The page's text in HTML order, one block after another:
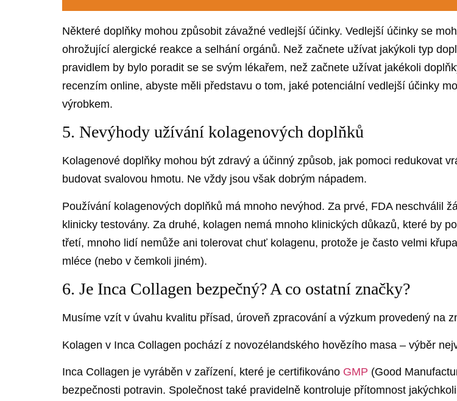
Některé doplňky mohou způsobit závažné vedlejší účinky. Vedlejší účinky se
ohrožující alergické reakce a selhání orgánů. Než začnete užívat jakýkoli typ
pravidlem by bylo poradit se se svým lékařem, než začnete užívat jakékoli
recenzím online, abyste měli představu o tom, jaké potenciální vedlejší účinky
výrobkem.
5. Nevýhody užívání kolagenových doplňků
Kolagenové doplňky mohou být zdravý a účinný způsob, jak pomoci redukovat
budovat svalovou hmotu. Ne vždy jsou však dobrým nápadem.
Používání kolagenových doplňků má mnoho nevýhod. Za prvé, FDA neschválil
klinicky testovány. Za druhé, kolagen nemá mnoho klinických důkazů, které by
třetí, mnoho lidí nemůže ani tolerovat chuť kolagenu, protože je často velmi
mléce (nebo v čemkoli jiném).
6. Je Inca Collagen bezpečný? A co ostatní značky?
Musíme vzít v úvahu kvalitu přísad, úroveň zpracování a výzkum provedený na
Kolagen v Inca Collagen pochází z novozélandského hovězího masa – výběr
Inca Collagen je vyráběn v zařízení, které je certifikováno GMP (Good
bezpečnosti potravin. Společnost také pravidelně kontroluje přítomnost